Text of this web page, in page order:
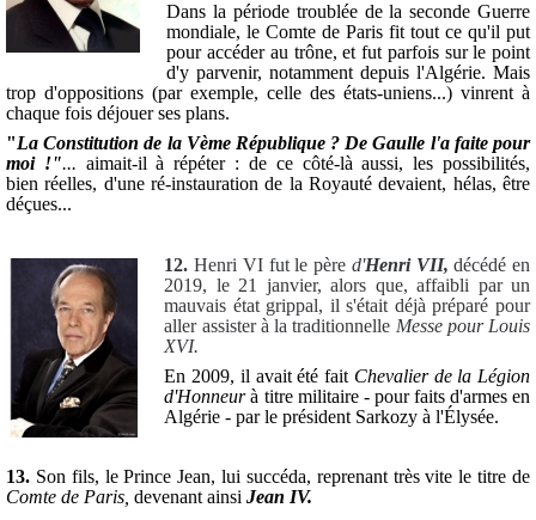
Dans la période troublée de la seconde Guerre
mondiale, le Comte de Paris fit tout ce qu'il put
pour accéder au trône, et fut parfois sur le point
d'y parvenir, notamment depuis l'Algérie. Mais
trop d'oppositions (par exemple, celle des états-uniens...) vinrent à
chaque fois déjouer ses plans.
"La Constitution de la Vème République ? De Gaulle l'a faite pour
moi !"... aimait-il à répéter : de ce côté-là aussi, les possibilités,
bien réelles, d'une ré-instauration de la Royauté devaient, hélas, être
déçues...
12. Henri VI fut le père d'Henri VII,décédé en
2019, le 21 janvier, alors que, affaibli par un
mauvais état grippal, il s'était déjà préparé pour
aller assister à la traditionnelle Messe pour Louis
XVI.
En 2009, il avait été fait Chevalier de la Légion
d'Honneurà titre militaire - pour faits d'armes en
Algérie - par le président Sarkozy à l'Élysée.
13. Son fils, le Prince Jean, lui succéda, reprenant très vite le titre de
Comte de Paris, devenant ainsi Jean IV.